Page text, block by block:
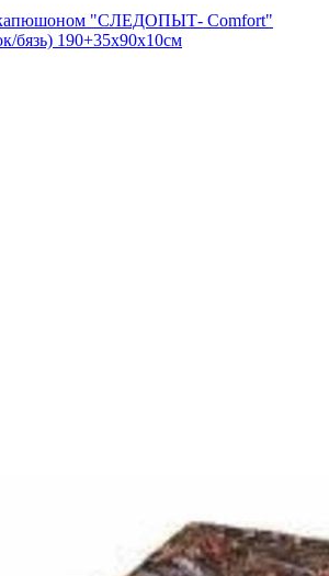
"СЛЕДОПЫТ- Comfort"
бязь) 190+35х90х10см